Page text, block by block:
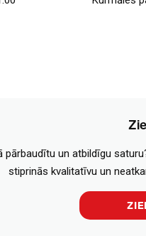
pārbaudītu un atbildīgu
stiprinās kvalitatīvu un